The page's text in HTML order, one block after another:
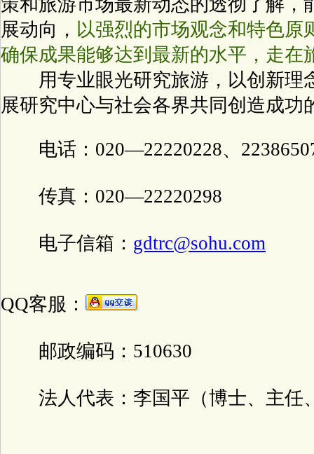
策和旅游市场最新动态的透彻了解，
展动向， 以强烈的市场观念和特色原
确保成果能够达到最新的水平，走在
用专业眼光研究旅游，以创新理
展研究中心与社会各界共同创造成功
电话：020—22220228、
传真：020—22220298
电子信箱： gdtrc@sohu.com
QQ客服：
邮政编码：510630
法人代表：李国平（博士、主任